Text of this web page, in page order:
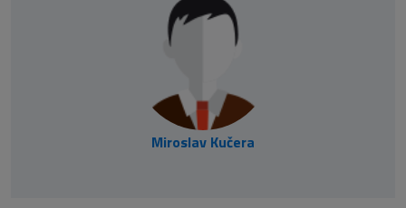
Miroslav Kučera